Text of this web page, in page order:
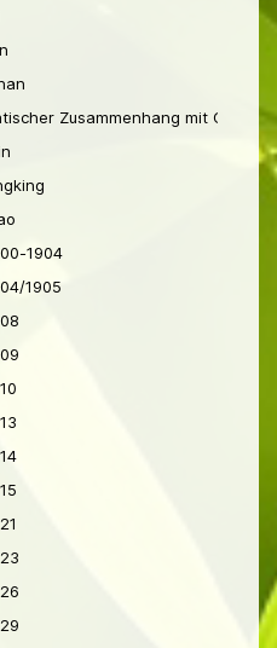
Zusammenhang mit China
1904
1905